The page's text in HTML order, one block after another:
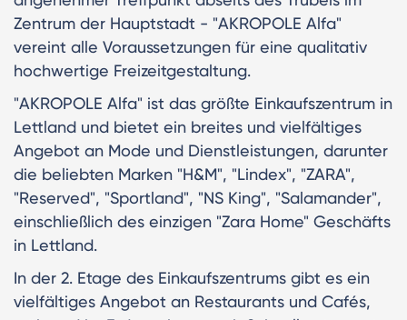
Zentrum der Hauptstadt - "AKROPOLE Alfa"
vereint alle Voraussetzungen für eine qualitativ
hochwertige Freizeitgestaltung.
"AKROPOLE Alfa" ist das größte Einkaufszentrum in
Lettland und bietet ein breites und vielfältiges
Angebot an Mode und Dienstleistungen, darunter
die beliebten Marken "H&M", "Lindex", "ZARA",
"Reserved", "Sportland", "NS King", "Salamander",
einschließlich des einzigen "Zara Home" Geschäfts
in Lettland.
In der 2. Etage des Einkaufszentrums gibt es ein
vielfältiges Angebot an Restaurants und Cafés,